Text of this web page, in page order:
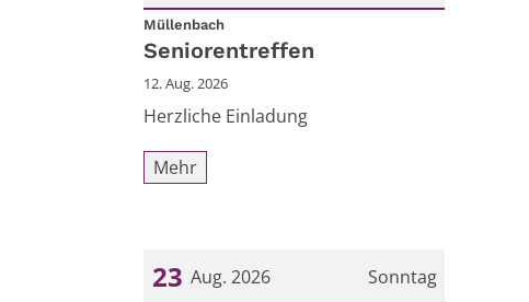
Datum: 12. August 2026
Müllenbach:
Seniorentreffen
12. Aug. 2026
Herzliche Einladung
Mehr
Sonntag
23 Aug. 2026